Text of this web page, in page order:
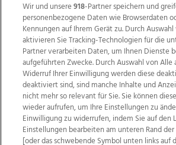
Wir über uns Mediadaten
Wir und unsere918-Partner speichern und
personenbezogene Daten wie Browserdaten
Kennungen auf Ihrem Gerät zu. Durch
aktivieren Sie Tracking-Technologien für die
Partner verarbeiten Daten, um Ihnen Dienste
aufgeführten Zwecke. Durch Auswahl von Alle
Widerruf Ihrer Einwilligung werden diese
deaktiviert sind, sind manche Inhalte und
nicht mehr so relevant für Sie. Sie können
wieder aufrufen, um Ihre Einstellungen zu
Einwilligung zu widerrufen, indem Sie auf den
Einstellungen bearbeiten am unteren Rand
[oder das schwebende Symbol unten links auf